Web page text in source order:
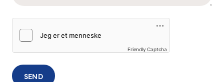
Friendly Captcha
SEND